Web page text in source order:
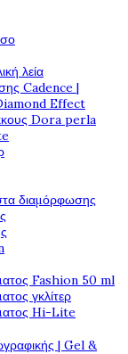
λεία
Cadence |
Effect
Dora perla
διαμόρφωσης
Fashion 50 ml
γκλίτερ
Hi-Lite
| Gel &